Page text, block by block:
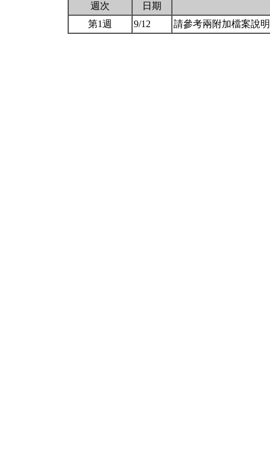
週次
日期
第1週
9/12 請參考兩附加檔案說